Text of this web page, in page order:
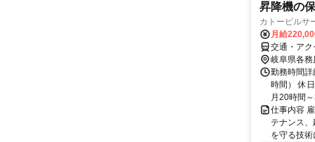
昇降機の
カトービル
月給
交通・ア
岐阜県各務
勤務時間
時間） 休
月20時間
仕事内容
テナンス
を守る技